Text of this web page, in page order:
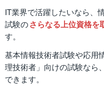
IT業界で活躍したいなら、
試験のさらなる上位資格を
す。
基本情報技術者試験や応用
理技術者」向けの試験なら
できます。